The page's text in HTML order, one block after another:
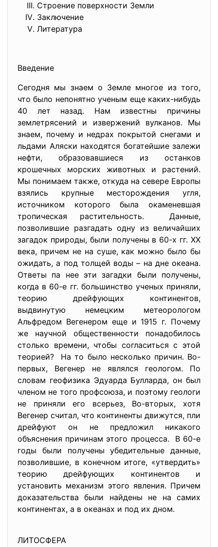
Строение поверхности Земли
Заключение
Литература
Введение
Сегодня мы знаем о Земле многое из того,
что было непонятно ученым еще каких-нибудь
40 лет назад. Нам известны причины
землетрясений и извержений вулканов. Мы
знаем, почему и недрах покрытой снегами и
льдами Аляски находятся богатейшие залежи
нефти, образовавшиеся из останков
крошечных морских животных и растений.
Мы понимаем также, откуда на севере Европы
взялись крупные месторождения угля,
источником которого была окаменевшая
тропическая растительность. Данные,
позволившие разгадать одну из величайших
загадок природы, были получены в 60-х гг. XX
века, причем не на суше, как можно было бы
ожидать, а под толщей воды – на дне океана.
Ответы па нее эти загадки были получены,
когда в 60-е гг. большинство ученых приняли,
теорию дрейфующих континентов,
выдвинутую немецким метеорологом
Альфредом Вегенером еще и 1915 г. Почему
же научной общественности понадобилось
столько времени, чтобы согласиться с этой
теорией? На то было несколько причин. Во-
первых, Вегенер не являлся геологом. По
словам геофизика Эдуарда Булларда, он был
членом не того профсоюза, и поэтому геологи
не приняли его всерьез, Во-вторых, хотя
Вегенер считал, что континенты движутся, пли
дрейфуют он не предложил никакого
объяснения причинам этого процесса. В 60-е
годы были получены убедительные данные,
позволившие, в конечном итоге, «утвердить»
теорию дрейфующих континентов и
установить механизм этого явления. Причем
доказательства были найдены не на самих
континентах, а в океанах и под их дном.
ЛИТОСФЕРА